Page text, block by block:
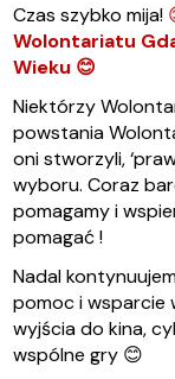
Czas szybko mija!
Wolontariatu
Wieku 😊
Niektórzy
powstania
oni stworzyli,
wyboru. Coraz
pomagamy i
pomagać !
Nadal
pomoc i wsparcie
wyjścia do kina,
wspólne gry 😊